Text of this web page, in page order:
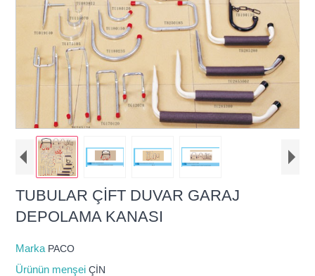
TUBULAR ÇİFT DUVAR GARAJ
DEPOLAMA KANASI
Marka PACO
Ürünün menşeiÇİN